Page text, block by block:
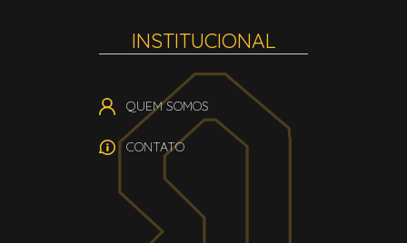
INSTITUCIONAL
QUEM SOMOS
CONTATO